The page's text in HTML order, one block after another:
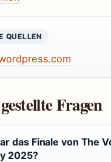
QUELLEN
Fragen
das Finale von The
2025?